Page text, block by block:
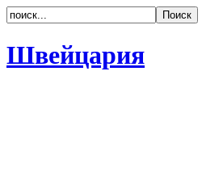
Швейцария